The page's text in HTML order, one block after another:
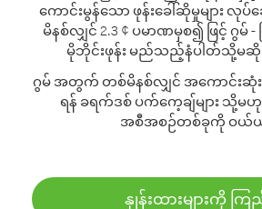
ကောင်းမွန်သော ဖုန်းခေါ်ဆိုမှုများ လု
မိနစ်လျှင် 2.3 ¢ ပမာဏမှစ၍ ဖြင့် ဂွမ်
မိုဘိုင်းဖုန်း မည်သည့်နံပါတ်သို့မဆို ဖု
ဂွမ် အတွက် တစ်မိနစ်လျှင် အကောင်းဆုံး
ရန် ခရက်ဒစ် ပက်ကေ့ချ်များ သို့မ
အစီအစဉ်တစ်ခုကို ဝယ်ယူ
နှုန်းထားများကို ကြ